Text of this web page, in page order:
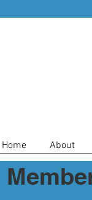
Home About